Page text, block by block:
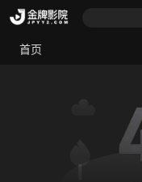
首页